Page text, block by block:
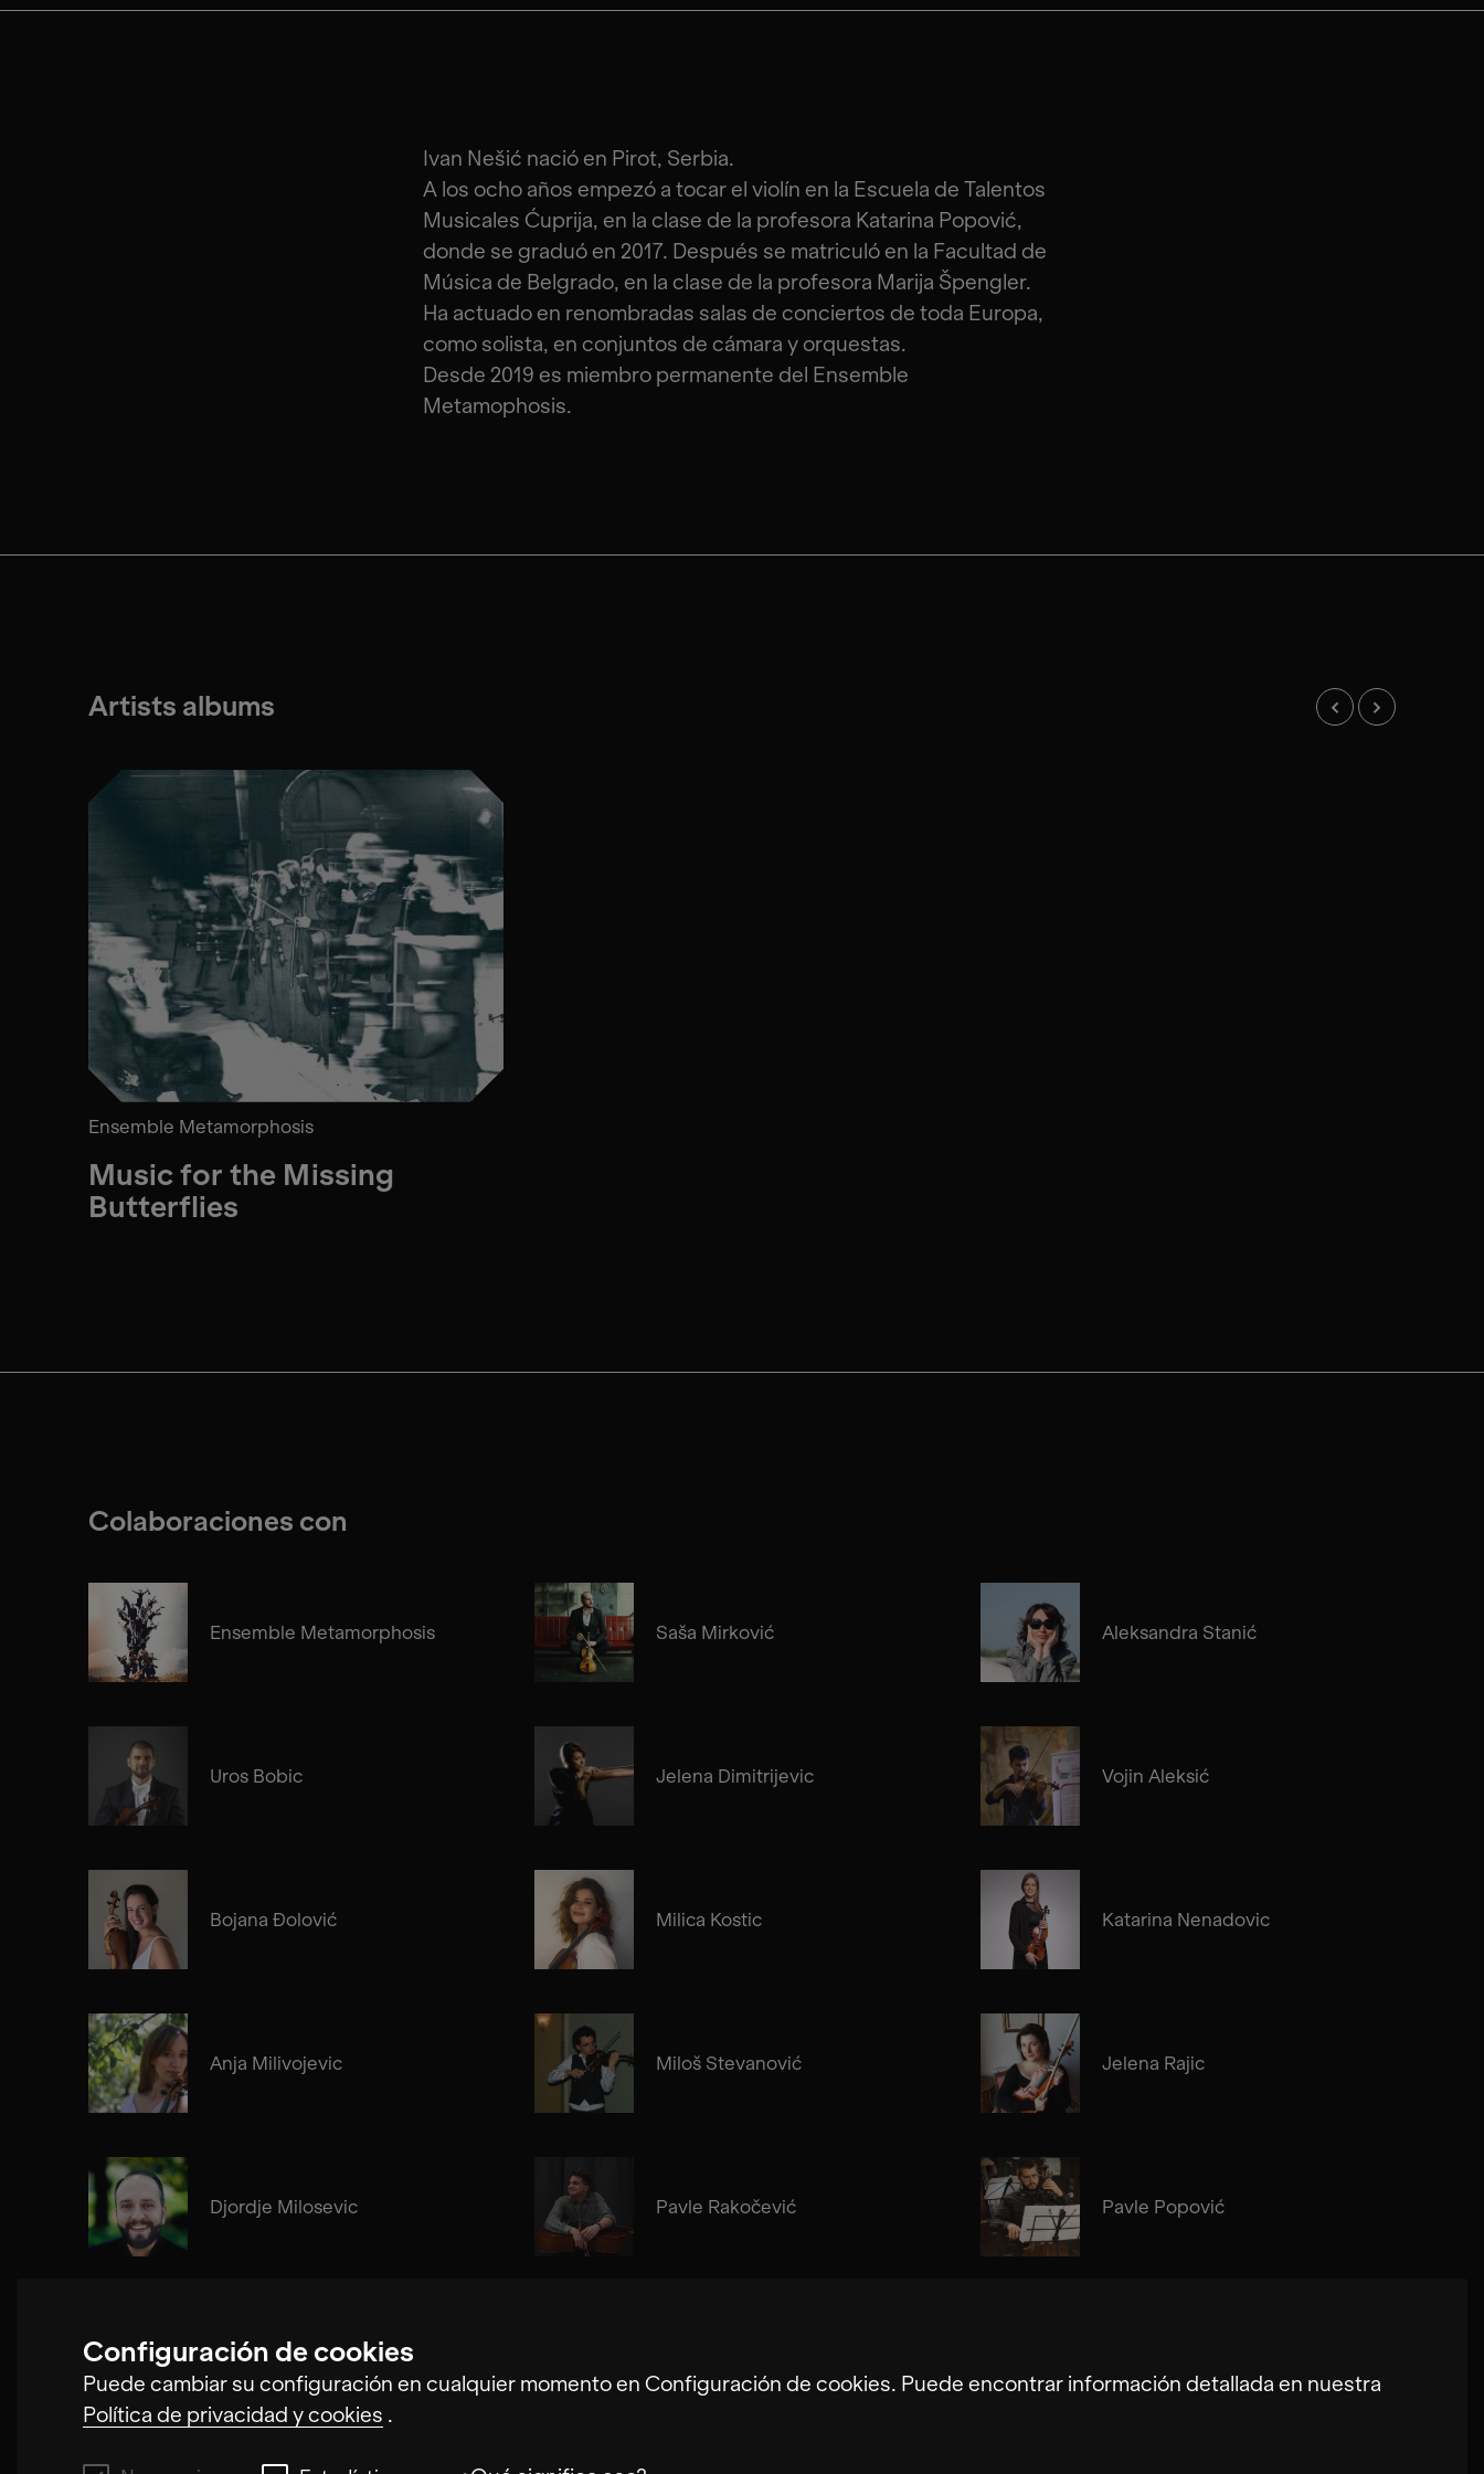
Configuración de cookies
Puede cambiar su configuración en cualquier momento en Configuración de cookies. Puede encontrar información detallada en nuestra
Política de privacidad y cookies .
Ivan Nešić nació en Pirot, Serbia.
A los ocho años empezó a tocar el violín en la Escuela de Talentos
Musicales Ćuprija, en la clase de la profesora Katarina Popović,
donde se graduó en 2017. Después se matriculó en la Facultad de
Música de Belgrado, en la clase de la profesora Marija Špengler.
Ha actuado en renombradas salas de conciertos de toda Europa,
como solista, en conjuntos de cámara y orquestas.
Desde 2019 es miembro permanente del Ensemble
Metamophosis.
Artists albums
Ensemble Metamorphosis
Music for the Missing
Butterflies
Colaboraciones con
Ensemble Metamorphosis Saša Mirković Aleksandra Stanić
Uros Bobic Jelena Dimitrijevic Vojin Aleksić
Bojana Đolović Milica Kostic Katarina Nenadovic
Anja Milivojevic Miloš Stevanović Jelena Rajic
Djordje Milosevic Pavle Rakočević Pavle Popović
Nikola Buljančević